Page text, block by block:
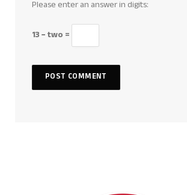
Please enter an answer in digits:
13 − two =